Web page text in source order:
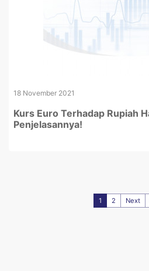
18 November 2021
Kurs Euro Terhadap Rupiah
Penjelasannya!
1 2 Next